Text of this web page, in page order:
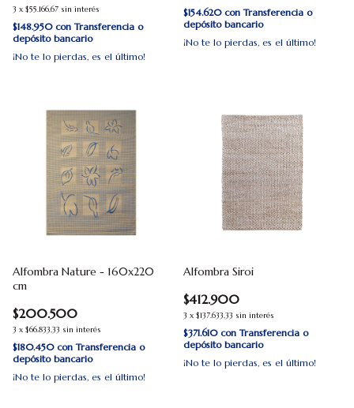
3 x $55.166,67 sin interés
$148.950 con Transferencia o
depósito bancario
¡No te lo pierdas, es el último!
$154.620 con Transferencia o
depósito bancario
¡No te lo pierdas, es el último!
Alfombra Nature - 160x220
cm
$200.500
3 x $66.833,33 sin interés
$180.450 con Transferencia o
depósito bancario
¡No te lo pierdas, es el último!
Alfombra Siroi
$412.900
3 x $137.633,33 sin interés
$371.610 con Transferencia o
depósito bancario
¡No te lo pierdas, es el último!